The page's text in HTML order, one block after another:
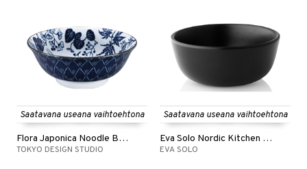
Saatavana useana vaihtoehtona
Flora Japonica Noodle Bowl 20.3cm
TOKYO DESIGN STUDIO
Saatavana useana vaihtoehtona
Eva Solo Nordic Kitchen Kulho
EVA SOLO